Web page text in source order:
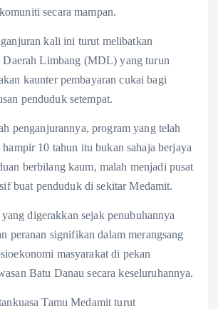
secara mampan.
kali ini turut melibatkan
Daerah Limbang (MDL) yang turun
kaunter pembayaran cukai bagi
penduduk setempat.
penganjurannya, program yang telah
10 tahun itu bukan sahaja berjaya
berbilang kaum, malah menjadi pusat
buat penduduk di sekitar Medamit.
digerakkan sejak penubuhannya
peranan signifikan dalam merangsang
masyarakat di pekan
Batu Danau secara keseluruhannya.
Tamu Medamit turut